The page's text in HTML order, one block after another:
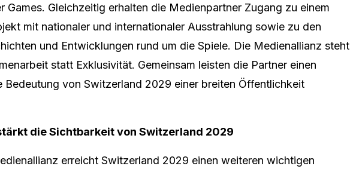
Games. Gleichzeitig erhalten die Medienpartner Zugang zu einem
mit nationaler und internationaler Ausstrahlung sowie zu den
und Entwicklungen rund um die Spiele. Die Medienallianz steht
statt Exklusivität. Gemeinsam leisten die Partner einen
Bedeutung von Switzerland 2029 einer breiten Öffentlichkeit
die Sichtbarkeit von Switzerland 2029
erreicht Switzerland 2029 einen weiteren wichtigen